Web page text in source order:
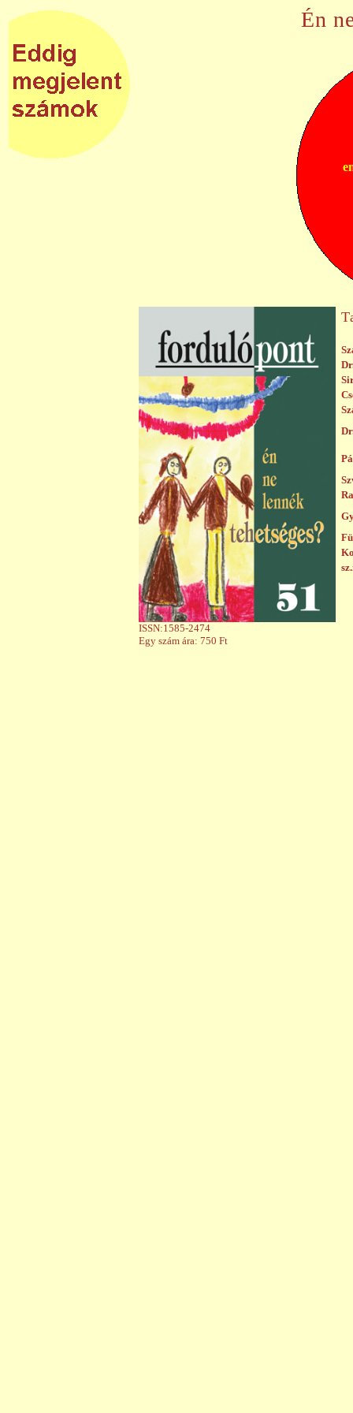
Én
ISSN:1585-2474
Egy szám ára: 750 Ft